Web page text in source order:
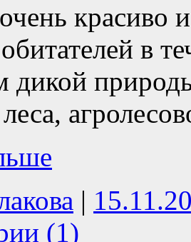
красиво
в
|
(1)